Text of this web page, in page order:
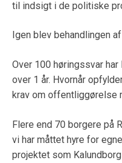
til indsigt i de politiske
Igen blev behandlingen
Over 100 høringssvar
over 1 år. Hvornår
krav om offentliggørelse
Flere end 70 borgere på
vi har måttet hyre for
projektet som